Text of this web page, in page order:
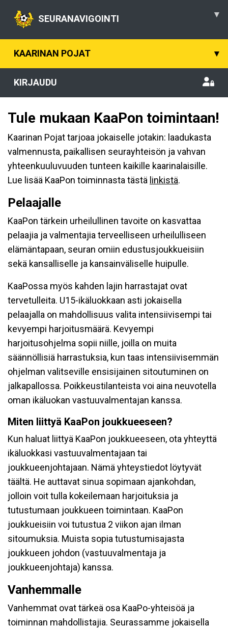
SEURANAVIGOINTI ▾
KAARINAN POJAT ▾
KIRJAUDU
Tule mukaan KaaPon toimintaan!
Kaarinan Pojat tarjoaa jokaiselle jotakin: laadukasta
valmennusta, paikallisen seurayhteisön ja vahvan
yhteenkuuluvuuden tunteen kaikille kaarinalaisille.
Lue lisää KaaPon toiminnasta tästä linkistä.
Pelaajalle
KaaPon tärkein urheilullinen tavoite on kasvattaa
pelaajia ja valmentajia terveelliseen urheilulliseen
elämäntapaan, seuran omiin edustusjoukkueisiin
sekä kansalliselle ja kansainväliselle huipulle.
KaaPossa myös kahden lajin harrastajat ovat
tervetulleita. U15-ikäluokkaan asti jokaisella
pelaajalla on mahdollisuus valita intensiivisempi tai
kevyempi harjoitusmäärä. Kevyempi
harjoitusohjelma sopii niille, joilla on muita
säännöllisiä harrastuksia, kun taas intensiivisemmän
ohjelman valitseville ensisijainen sitoutuminen on
jalkapallossa. Poikkeustilanteista voi aina neuvotella
oman ikäluokan vastuuvalmentajan kanssa.
Miten liittyä KaaPon joukkueeseen?
Kun haluat liittyä KaaPon joukkueeseen, ota yhteyttä
ikäluokkasi vastuuvalmentajaan tai
joukkueenjohtajaan. Nämä yhteystiedot löytyvät
täältä. He auttavat sinua sopimaan ajankohdan,
jolloin voit tulla kokeilemaan harjoituksia ja
tutustumaan joukkueen toimintaan. KaaPon
joukkueisiin voi tutustua 2 viikon ajan ilman
sitoumuksia. Muista sopia tutustumisajasta
joukkueen johdon (vastuuvalmentaja ja
joukkueenjohtaja) kanssa.
Vanhemmalle
Vanhemmat ovat tärkeä osa KaaPo-yhteisöä ja
toiminnan mahdollistajia. Seurassamme jokaisella